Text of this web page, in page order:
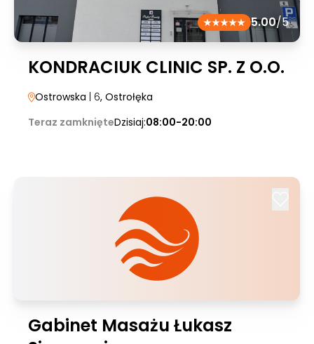
5.00/5
KONDRACIUK CLINIC SP. Z O.O.
Ostrowska | 6, Ostrołęka
Teraz zamknięteDzisiaj:08:00-20:00
Gabinet Masażu Łukasz